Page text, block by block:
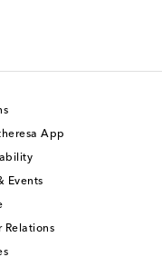
App
Events
Relations